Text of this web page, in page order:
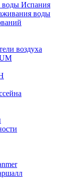
воды Испания
воды
воздуха